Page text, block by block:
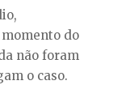
do
não foram
o caso.